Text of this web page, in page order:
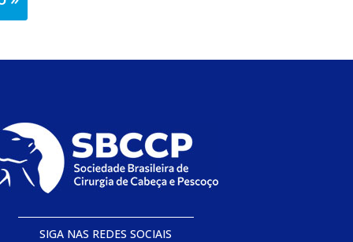
SIGA NAS REDES SOCIAIS